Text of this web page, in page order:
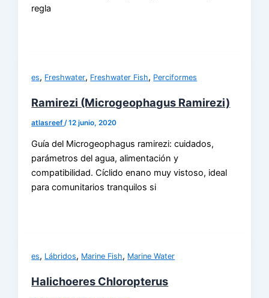
regla
es, Freshwater, Freshwater Fish, Perciformes
Ramirezi (Microgeophagus Ramirezi)
atlasreef /12 junio, 2020
Guía del Microgeophagus ramirezi: cuidados,
parámetros del agua, alimentación y
compatibilidad. Cíclido enano muy vistoso, ideal
para comunitarios tranquilos si
es, Lábridos, Marine Fish, Marine Water
Halichoeres Chloropterus